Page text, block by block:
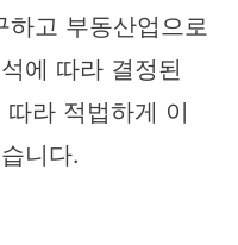
하고 부동산업으로
에 따라 결정된
라 적법하게 이
니다.